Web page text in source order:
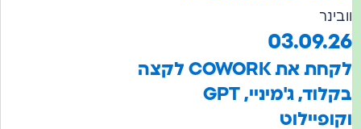
וובינר
03.09.26
לקחת את COWORK לקצה
בקלוד, ג'מיניי, GPT
וקופיילוט